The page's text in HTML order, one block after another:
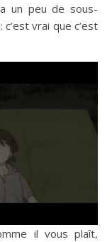
un peu de sous-
vrai que c’est
il vous plaît,